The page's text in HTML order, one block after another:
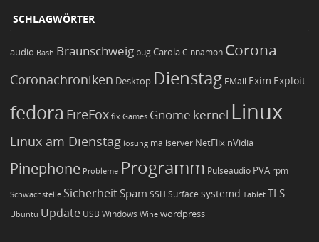
SCHLAGWÖRTER
audio Bash Braunschweig bugCarola Cinnamon Corona
Coronachroniken Desktop Dienstag EMail Exim Exploit
fedora FireFox fix Games Gnome kernel Linux
Linux am Dienstag lösung mailserver NetFlix nVidia
Pinephone Probleme Programm Pulseaudio PVA rpm
Schwachstelle Sicherheit Spam SSH Surface systemd Tablet TLS
Ubuntu Update USB Windows Wine wordpress